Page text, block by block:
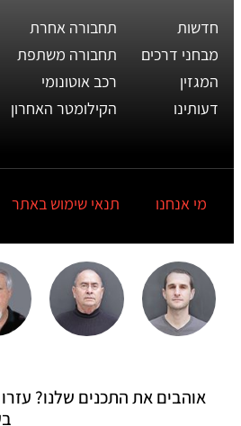
חדשות
מבחני דרכים
המגזין
דעותינו
תחבורה אחרת
תחבורה משתפת
רכב אוטונומי
הקילומטר האחרון
מי אנחנו תנאי שימוש באתר
אוהבים את התכנים שלנו?